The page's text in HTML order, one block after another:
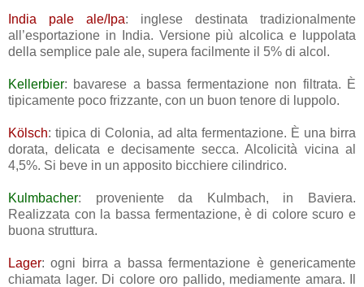
India pale ale/Ipa: inglese destinata tradizionalmente
all’esportazione in India. Versione più alcolica e luppolata
della semplice pale ale, supera facilmente il 5% di alcol.
Kellerbier: bavarese a bassa fermentazione non filtrata. È
tipicamente poco frizzante, con un buon tenore di luppolo.
Kölsch: tipica di Colonia, ad alta fermentazione. È una birra
dorata, delicata e decisamente secca. Alcolicità vicina al
4,5%. Si beve in un apposito bicchiere cilindrico.
Kulmbacher: proveniente da Kulmbach, in Baviera.
Realizzata con la bassa fermentazione, è di colore scuro e
buona struttura.
Lager: ogni birra a bassa fermentazione è genericamente
chiamata lager. Di colore oro pallido, mediamente amara. Il